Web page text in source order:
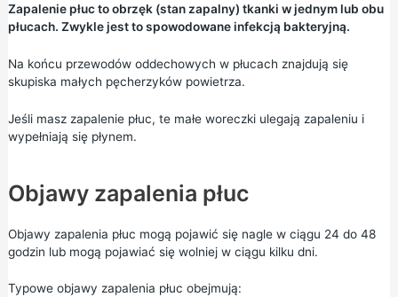
Zapalenie płuc to obrzęk (stan zapalny) tkanki w jednym lub obu
płucach. Zwykle jest to spowodowane infekcją bakteryjną.
Na końcu przewodów oddechowych w płucach znajdują się
skupiska małych pęcherzyków powietrza.
Jeśli masz zapalenie płuc, te małe woreczki ulegają zapaleniu i
wypełniają się płynem.
Objawy zapalenia płuc
Objawy zapalenia płuc mogą pojawić się nagle w ciągu 24 do 48
godzin lub mogą pojawiać się wolniej w ciągu kilku dni.
Typowe objawy zapalenia płuc obejmują: